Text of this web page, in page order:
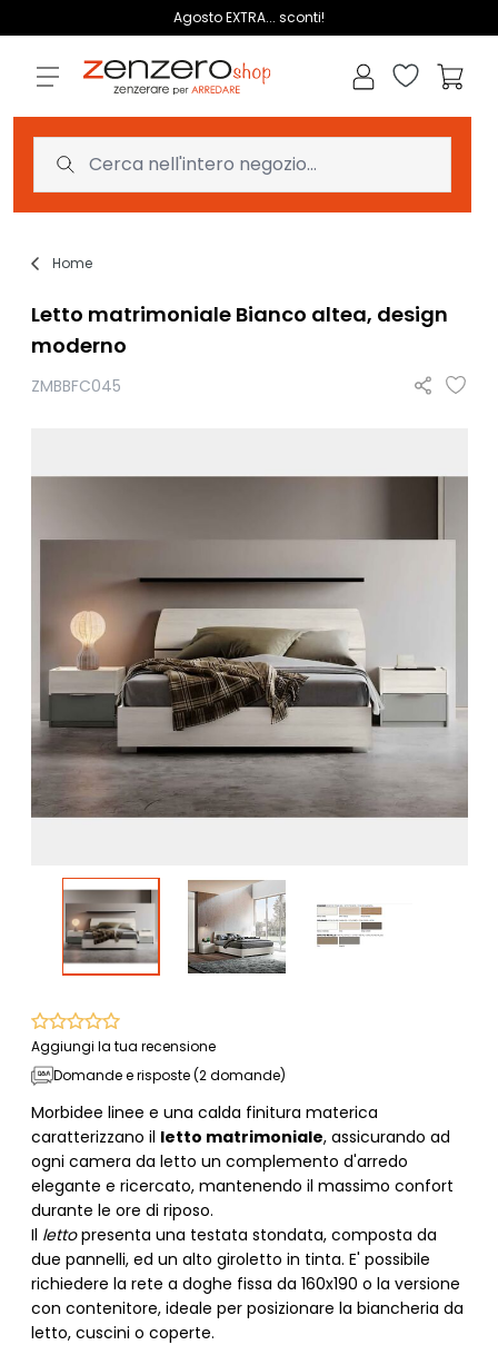
Agosto EXTRA... sconti!
Lista dei
Home
Letto matrimoniale Bianco altea, design
moderno
ZMBBFC045
Aggiungi la tua recensione
Domande e risposte (2 domande)
Morbidee linee e una calda finitura materica
caratterizzano il letto matrimoniale, assicurando ad
ogni camera da letto un complemento d'arredo
elegante e ricercato, mantenendo il massimo confort
durante le ore di riposo.
Il lettopresenta una testata stondata, composta da
due pannelli, ed un alto giroletto in tinta. E' possibile
richiedere la rete a doghe fissa da 160x190 o la versione
con contenitore, ideale per posizionare la biancheria da
letto, cuscini o coperte.